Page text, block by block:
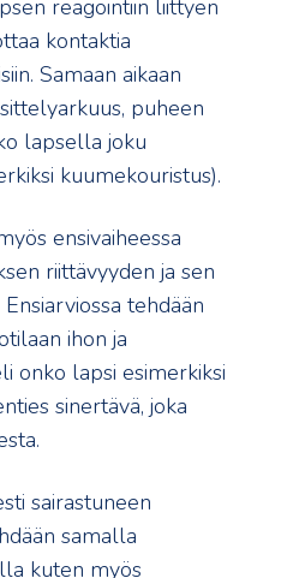
reagointiin liittyen
kontaktia
Samaan aikaan
puheen
lapsella joku
kuumekouristus).
ensivaiheessa
riittävyyden ja sen
tehdään
ihon ja
onko lapsi esimerkiksi
sinertävä, joka
sairastuneen
samalla
kuten myös